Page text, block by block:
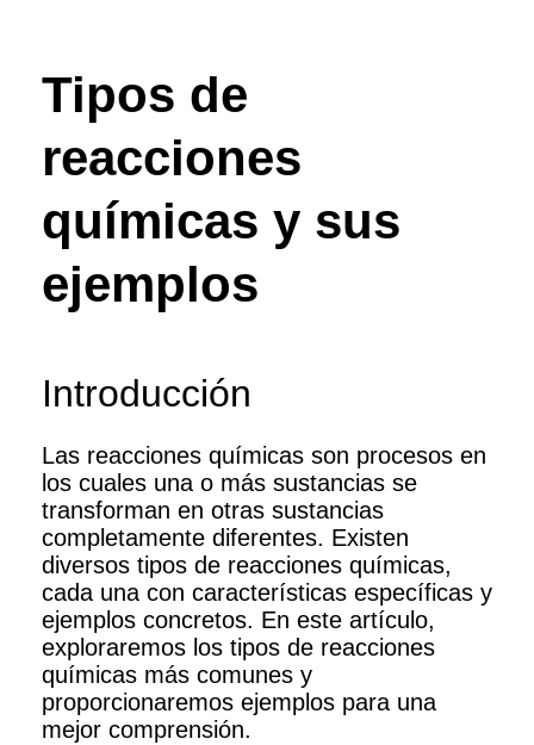
Tipos de
reacciones
químicas y sus
ejemplos
Introducción
Las reacciones químicas son procesos en
los cuales una o más sustancias se
transforman en otras sustancias
completamente diferentes. Existen
diversos tipos de reacciones químicas,
cada una con características específicas y
ejemplos concretos. En este artículo,
exploraremos los tipos de reacciones
químicas más comunes y
proporcionaremos ejemplos para una
mejor comprensión.